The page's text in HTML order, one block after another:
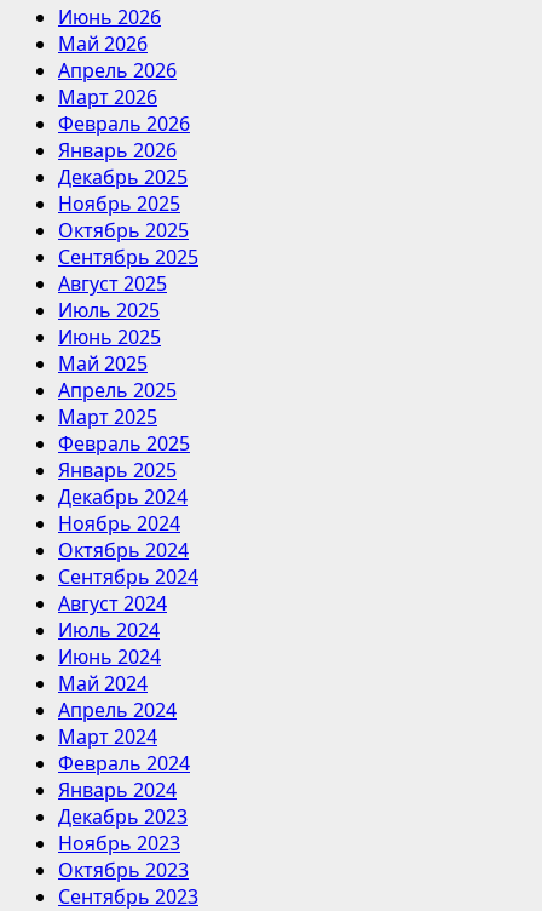
Июнь 2026
Май 2026
Апрель 2026
Март 2026
Февраль 2026
Январь 2026
Декабрь 2025
Ноябрь 2025
Октябрь 2025
Сентябрь 2025
Август 2025
Июль 2025
Июнь 2025
Май 2025
Апрель 2025
Март 2025
Февраль 2025
Январь 2025
Декабрь 2024
Ноябрь 2024
Октябрь 2024
Сентябрь 2024
Август 2024
Июль 2024
Июнь 2024
Май 2024
Апрель 2024
Март 2024
Февраль 2024
Январь 2024
Декабрь 2023
Ноябрь 2023
Октябрь 2023
Сентябрь 2023